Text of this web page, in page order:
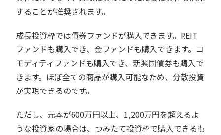
することが推奨されます。
成長投資枠では債券ファンドが購入できます。REIT
ファンドも購入でき、金ファンドも購入できます。コ
モディティファンドも購入でき、新興国債券も購入で
きます。ほぼ全ての商品が購入可能なため、分散投資
が実現できるのです。
ただし、元本が600万円以上、1,200万円を超えるよ
うな投資家の場合は、つみたて投資枠で購入できるも